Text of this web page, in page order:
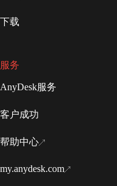
下载
服务
AnyDesk服务
客户成功
帮助中心
my.anydesk.com